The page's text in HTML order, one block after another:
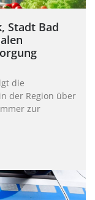
Stadt Bad
die
der Region über
zur